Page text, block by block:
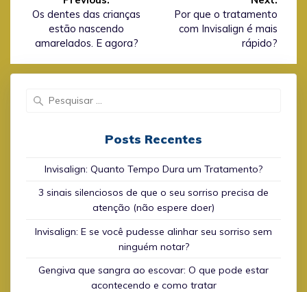
de
Post
Previous
post:
Os dentes das crianças
estão nascendo
amarelados. E agora?
Next
post:
Por que o tratamento
com Invisalign é mais
rápido?
Posts Recentes
Invisalign: Quanto Tempo Dura um Tratamento?
3 sinais silenciosos de que o seu sorriso precisa de
atenção (não espere doer)
Invisalign: E se você pudesse alinhar seu sorriso sem
ninguém notar?
Gengiva que sangra ao escovar: O que pode estar
acontecendo e como tratar